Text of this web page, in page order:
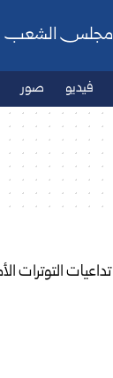
مجلس الشعب
فيديو صور